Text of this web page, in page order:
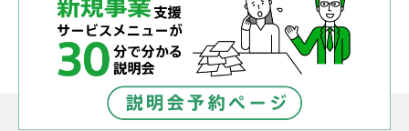
FAQ & 個人お問い合わせ